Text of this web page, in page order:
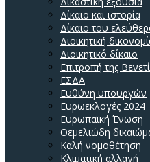
Δίκαιο και ιστορία
Δίκαιο του
Διοικητική
Διοικητικό δίκαιο
Επιτροπή της
ΕΣΔΑ
Ευθύνη υπουργών
Ευρωεκλογές 2024
Ευρωπαϊκή Ένωση
Θεμελιώδη
Καλή νομοθέτηση
Κλιματική αλλαγή